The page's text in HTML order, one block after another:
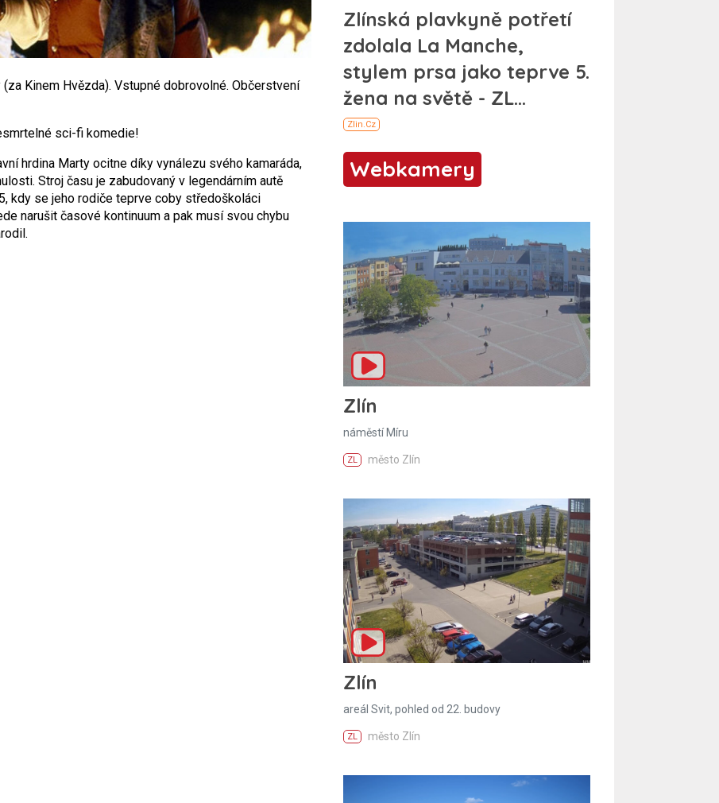
Kinem Hvězda). Vstupné dobrovolné. Občerstvení
sci-fi komedie!
hrdina Marty ocitne díky vynálezu svého kamaráda,
Stroj času je zabudovaný v legendárním autě
kdy se jeho rodiče teprve coby středoškoláci
narušit časové kontinuum a pak musí svou chybu
Webkamery
Zlín
náměstí Míru
ZL město Zlín
Zlín
areál Svit, pohled od 22. budovy
ZL město Zlín